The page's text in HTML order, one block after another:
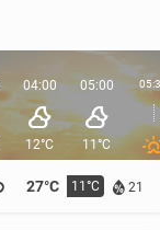
27°C 11°C 21
04:00
12°C
05:00
11°C